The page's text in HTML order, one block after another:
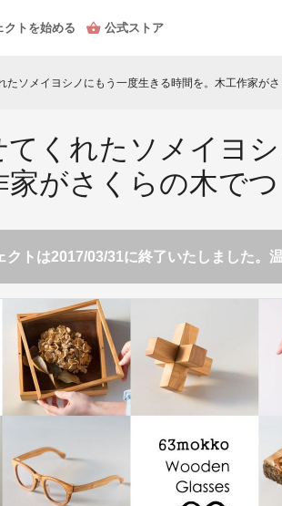
クトを始める 公式ストア
たソメイヨシノにもう一度生きる時間を。木工作家が
くれたソメイヨ
家がさくらの木で
クトは2017/03/31に終了いたしました。